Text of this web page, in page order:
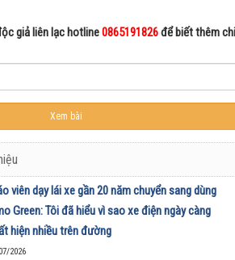
giả liên lạc hotline0865191826để biết thêm chi
viên dạy lái xe gần 20 năm chuyển sang dùng
Green: Tôi đã hiểu vì sao xe điện ngày càng
hiện nhiều trên đường
2026